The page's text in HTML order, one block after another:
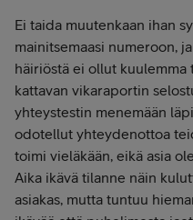
Ei taida muutenkaan ihan
mainitsemaasi numeroon,
häiriöstä ei ollut
kattavan vikaraportin
yhteystestin menemään
odotellut yhteydenottoa
toimi vieläkään, eikä asia
Aika ikävä tilanne näin
asiakas, mutta tuntuu